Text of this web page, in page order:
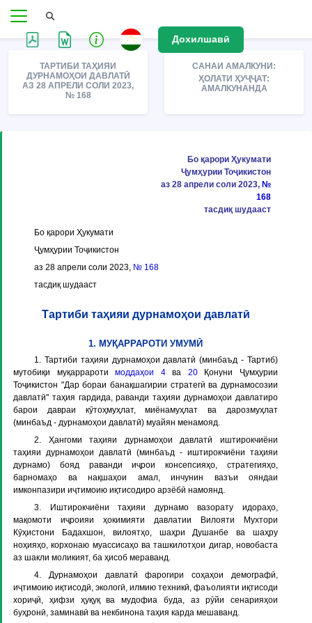
Дохилшавӣ
ТАРТИБИ ТАҲИЯИ
ДУРНАМОҲОИ ДАВЛАТӢ
АЗ 28 АПРЕЛИ СОЛИ 2023,
№ 168
САНАИ АМАЛКУНИ:
ҲОЛАТИ ҲУҶҶАТ:
АМАЛКУНАНДА
Бо қарори Ҳукумати
Ҷумҳурии Тоҷикистон
аз 28 апрели соли 2023, №
168
тасдиқ шудааст
Бо қарори Ҳукумати
Ҷумҳурии Тоҷикистон
аз 28 апрели соли 2023, № 168
тасдиқ шудааст
Тартиби таҳияи дурнамоҳои давлатӣ
1. МУҚАРРАРОТИ УМУМӢ
1. Тартиби таҳияи дурнамоҳои давлатӣ (минбаъд - Тартиб)
мутобиқи муқарраротимоддаҳои 4ва 20Қонуни Ҷумҳурии
Тоҷикистон "Дар бораи банақшагирии стратегӣ ва дурнамосозии
давлатӣ" таҳия гардида, раванди таҳияи дурнамоҳои давлатиро
барои давраи кӯтоҳмуҳлат, миёнамуҳлат ва дарозмуҳлат
(минбаъд - дурнамоҳои давлатӣ) муайян менамояд.
2. Ҳангоми таҳияи дурнамоҳои давлатӣ иштирокчиёни
таҳияи дурнамоҳои давлатӣ (минбаъд - иштирокчиёни таҳияи
дурнамо) бояд раванди иҷрои консепсияҳо, стратегияҳо,
барномаҳо ва нақшаҳои амал, инчунин вазъи ояндаи
имконпазири иҷтимоию иқтисодиро арзёбӣ намоянд.
3. Иштирокчиёни таҳияи дурнамо вазорату идораҳо,
мақомоти иҷроияи ҳокимияти давлатии Вилояти Мухтори
Кӯҳистони Бадахшон, вилоятҳо, шаҳри Душанбе ва шаҳру
ноҳияҳо, корхонаю муассисаҳо ва ташкилотҳои дигар, новобаста
аз шакли моликият, ба ҳисоб мераванд.
4. Дурнамоҳои давлатӣ фарогири соҳаҳои демографӣ,
иҷтимоию иқтисодӣ, экологӣ, илмию техникӣ, фаъолияти иқтисоди
хориҷӣ, ҳифзи ҳуқуқ ва мудофиа буда, аз рӯйи сенарияҳои
буҳронӣ, заминавӣ ва некбинона таҳия карда мешаванд.